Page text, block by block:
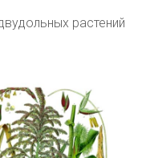
растений